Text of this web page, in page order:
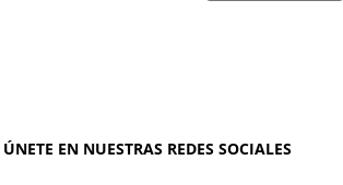
EN NUESTRAS REDES SOCIALES